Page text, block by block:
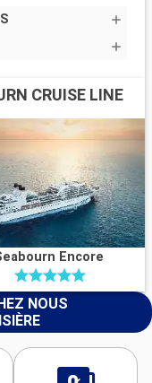
CRUISE LINE
Encore
NOUS